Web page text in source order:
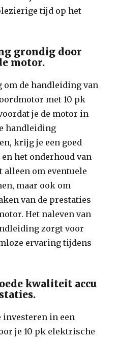
tijd op het
grondig door
motor.
om de handleiding van
met 10 pk
je de motor in
handleiding
krijg je een goed
het onderhoud van
alleen om eventuele
maar ook om
van de prestaties
Het naleven van
zorgt voor
ervaring tijdens
kwaliteit accu
in een
je 10 pk elektrische